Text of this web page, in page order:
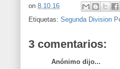
on 8.10.16
Etiquetas: Segunda Division
3 comentarios:
Anónimo dijo...